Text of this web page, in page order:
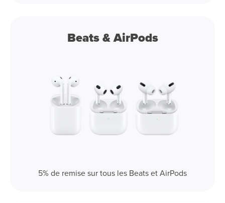
Beats & AirPods
5% de remise sur tous les Beats et AirPods